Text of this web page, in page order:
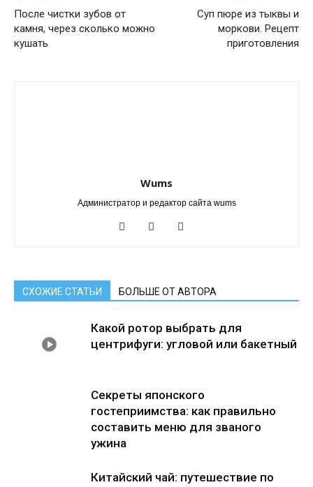
После чистки зубов от
камня, через сколько можно
кушать
Суп пюре из тыквы и
моркови. Рецепт
приготовления
Wums
Администратор и редактор сайта wums
СХОЖИЕ СТАТЬИ БОЛЬШЕ ОТ АВТОРА
Какой ротор выбрать для
центрифуги: угловой или бакетный
Секреты японского
гостеприимства: как правильно
составить меню для званого
ужина
Китайский чай: путешествие по